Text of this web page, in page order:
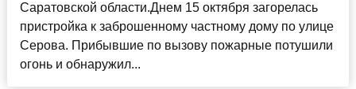
Саратовской области.Днем 15 октября загорелась
пристройка к заброшенному частному дому по улице
Серова. Прибывшие по вызову пожарные потушили
огонь и обнаружил...